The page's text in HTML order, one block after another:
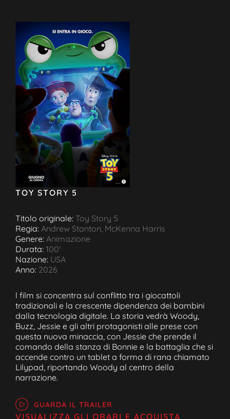
TOY STORY 5
Titolo originale: Toy Story 5
Regia: Andrew Stanton, McKenna Harris
Genere: Animazione
Durata: 100'
Nazione: USA
Anno: 2026
l film si concentra sul conflitto tra i giocattoli
tradizionali e la crescente dipendenza dei bambini
dalla tecnologia digitale. La storia vedrà Woody,
Buzz, Jessie e gli altri protagonisti alle prese con
questa nuova minaccia, con Jessie che prende il
comando della stanza di Bonnie e la battaglia che si
accende contro un tablet a forma di rana chiamato
Lilypad, riportando Woody al centro della
narrazione.
GUARDA IL TRAILER
VISUALIZZA GLI ORARI E ACQUISTA